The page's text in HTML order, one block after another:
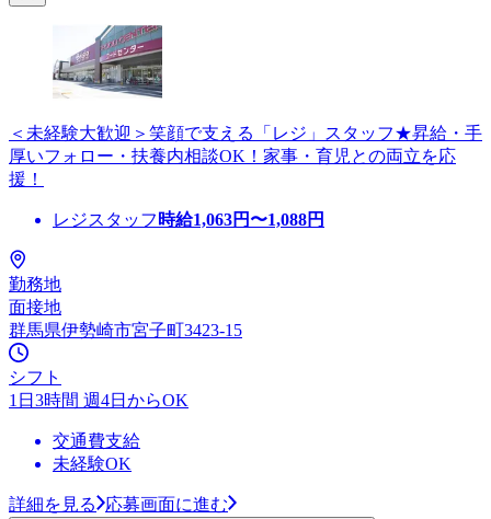
＜未経験大歓迎＞笑顔で支える「レジ」スタッフ★昇給・手
厚いフォロー・扶養内相談OK！家事・育児との両立を応
援！
レジスタッフ 時給1,063円〜1,088円
勤務地
面接地
群馬県伊勢崎市宮子町3423-15
シフト
1日3時間 週4日からOK
交通費支給
未経験OK
詳細を見る 応募画面に進む